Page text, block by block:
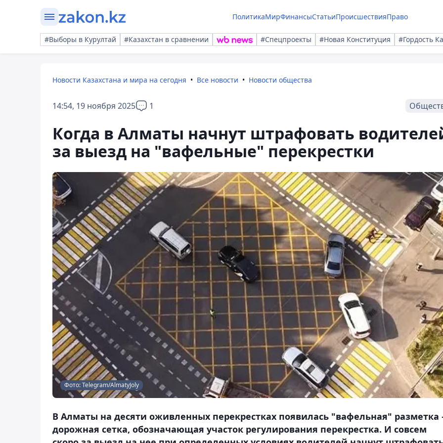
ПолитикаМирФинансыСтатьиПроисшествияПраво
#Выборы в Курултай #Казахстан в сравнении #Спецпроекты #Новая Конституция #Гордость
Новости Казахстана и мира на сегодня Все новости Новости общества
14:54, 19 ноября 2025 1
Когда в Алматы начнут штрафовать
за выезд на "вафельные" перекрестки
Фото: Telegram/AlmatyJoly
В Алматы на десяти оживленных перекрестках появилась "вафельная" разметка
дорожная сетка, обозначающая участок регулирования перекрестка. И совсем